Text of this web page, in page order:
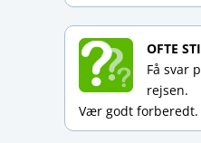
OFTE
Få svar
rejsen.
Vær godt forberedt.